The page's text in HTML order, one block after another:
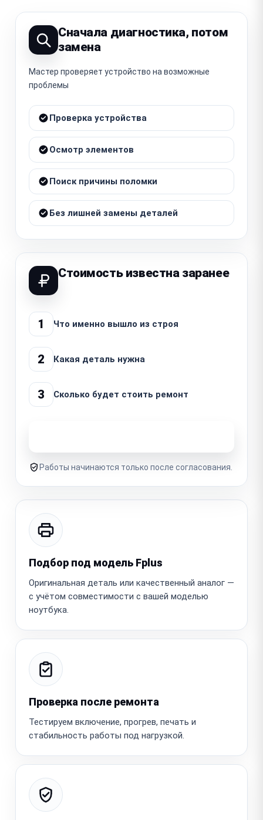
Сначала диагностика, потом
замена
Мастер проверяет устройство на возможные
проблемы
Проверка устройства
Осмотр элементов
Поиск причины поломки
Без лишней замены деталей
Стоимость известна заранее
1 Что именно вышло из строя
2 Какая деталь нужна
3 Сколько будет стоить ремонт
Работы начинаются только после согласования.
Подбор под модель Fplus
Оригинальная деталь или качественный аналог —
с учётом совместимости с вашей моделью
ноутбука.
Проверка после ремонта
Тестируем включение, прогрев, печать и
стабильность работы под нагрузкой.